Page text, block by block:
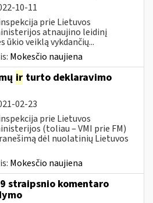
10-11
prie Lietuvos
atnaujino leidinį
ūkio veiklą vykdančių...
Mokesčio naujiena
ir turto deklaravimo
02-23
prie Lietuvos
(toliau – VMI prie FM)
dėl nuolatinių Lietuvos
Mokesčio naujiena
straipsnio komentaro